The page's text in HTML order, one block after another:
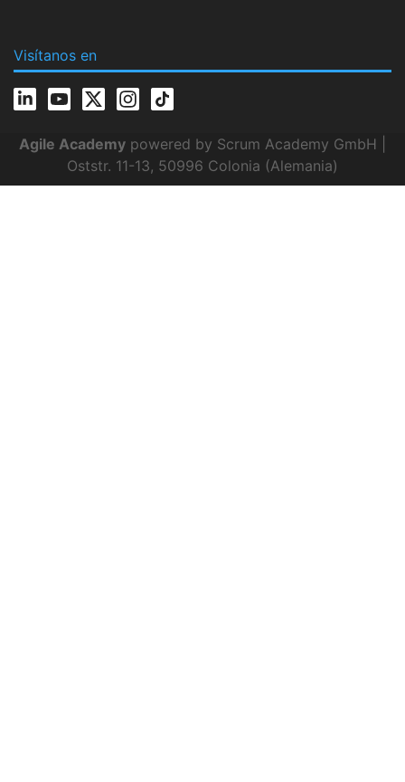
Visítanos en
Agile Academy powered by Scrum Academy GmbH |
Oststr. 11-13, 50996 Colonia (Alemania)